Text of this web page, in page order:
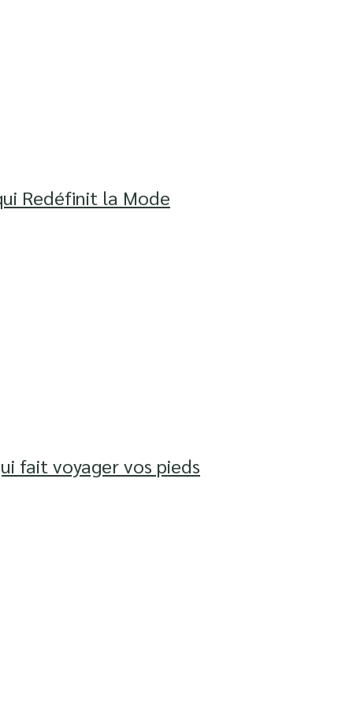
Redéfinit la Mode
fait voyager vos pieds